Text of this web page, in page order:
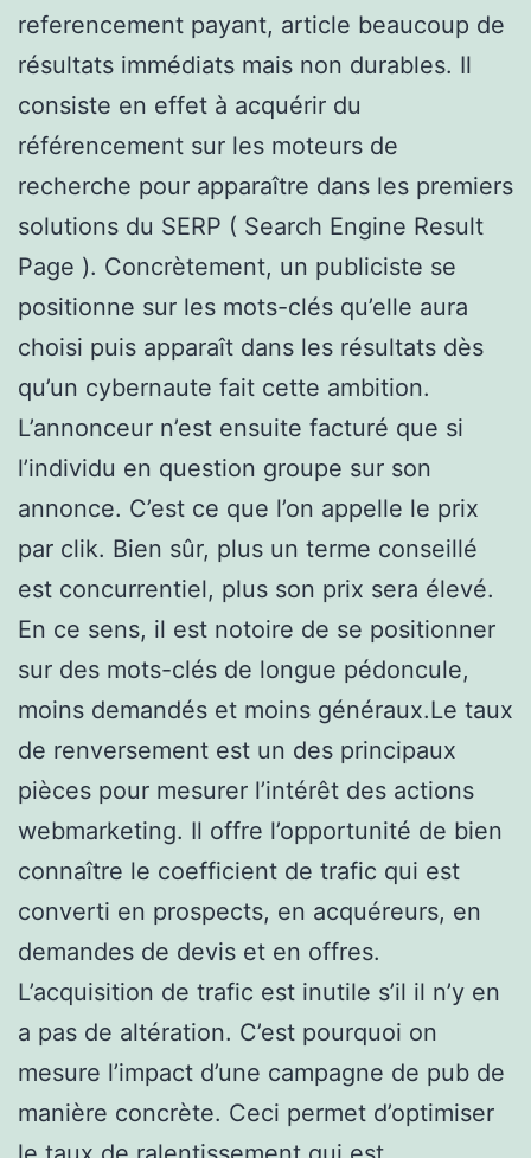
referencement payant, article beaucoup de
résultats immédiats mais non durables. Il
consiste en effet à acquérir du
référencement sur les moteurs de
recherche pour apparaître dans les premiers
solutions du SERP ( Search Engine Result
Page ). Concrètement, un publiciste se
positionne sur les mots-clés qu’elle aura
choisi puis apparaît dans les résultats dès
qu’un cybernaute fait cette ambition.
L’annonceur n’est ensuite facturé que si
l’individu en question groupe sur son
annonce. C’est ce que l’on appelle le prix
par clik. Bien sûr, plus un terme conseillé
est concurrentiel, plus son prix sera élevé.
En ce sens, il est notoire de se positionner
sur des mots-clés de longue pédoncule,
moins demandés et moins généraux.Le taux
de renversement est un des principaux
pièces pour mesurer l’intérêt des actions
webmarketing. Il offre l’opportunité de bien
connaître le coefficient de trafic qui est
converti en prospects, en acquéreurs, en
demandes de devis et en offres.
L’acquisition de trafic est inutile s’il il n’y en
a pas de altération. C’est pourquoi on
mesure l’impact d’une campagne de pub de
manière concrète. Ceci permet d’optimiser